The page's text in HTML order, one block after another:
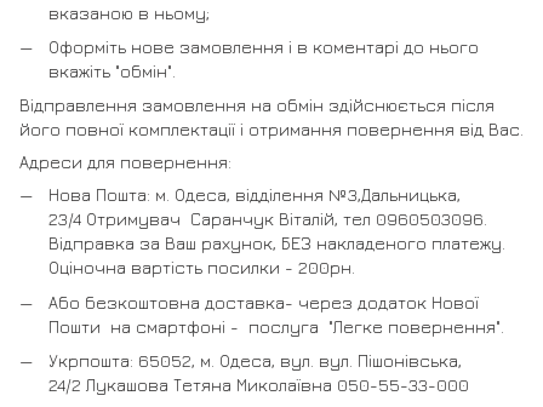
вказаною в ньому;
Оформіть нове замовлення і в коментарі до нього
вкажіть "обмін".
Відправлення замовлення на обмін здійснюється після
його повної комплектації і отримання повернення від Вас.
Адреси для повернення:
Нова Пошта: м. Одеса, відділення №3,Дальницька,
23/4 Отримувач Саранчук Віталій, тел 0960503096.
Відправка за Ваш рахунок, БЕЗ накладеного платежу.
Оціночна вартість посилки - 200рн.
Або безкоштовна доставка- через додаток Нової
Пошти на смартфоні - послуга "Легке повернення".
Укрпошта: 65052, м. Одеса, вул. вул. Пішонівська,
24/2 Лукашова Тетяна Миколаївна 050-55-33-000